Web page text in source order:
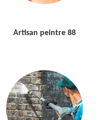
Artisan peintre 88